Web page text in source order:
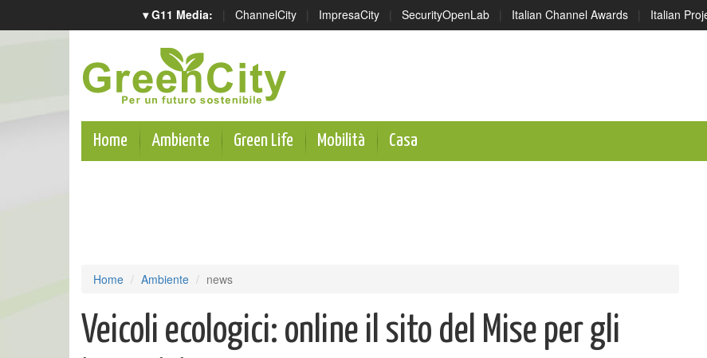
▾ G11 Media: | ChannelCity | ImpresaCity | SecurityOpenLab | Italian Channel Awards | Italian
Home Ambiente Green Life Mobilità Casa
Home Ambiente news
Veicoli ecologici: online il sito del Mise per gli